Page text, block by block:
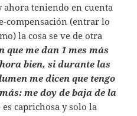
teniendo en cuenta
compensación (entrar lo
la cosa se ve de otra
que me dan 1 mes más
bien, si durante las
me dicen que tengo
me doy de baja de la
caprichosa y solo la